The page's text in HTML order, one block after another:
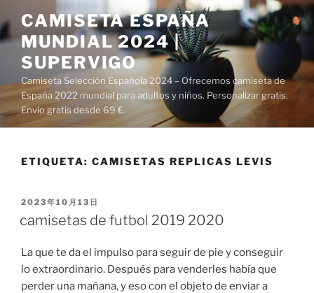
al
contenido
CAMISETA ESPAÑA
MUNDIAL 2024 |
SUPERVIGO
Camiseta Selección Española 2024 – Ofrecemos camiseta de
España 2022 mundial para adultos y niños. Personalizar gratis.
Envío gratis desde 69 €.
ETIQUETA: CAMISETAS REPLICAS LEVIS
PUBLICADO
2023年10月13日
camisetas de futbol 2019 2020
La que te da el impulso para seguir de pie y conseguir
lo extraordinario. Después para venderles había que
perder una mañana, y eso con el objeto de enviar a